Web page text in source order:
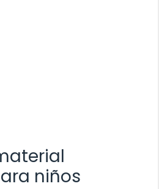
niños